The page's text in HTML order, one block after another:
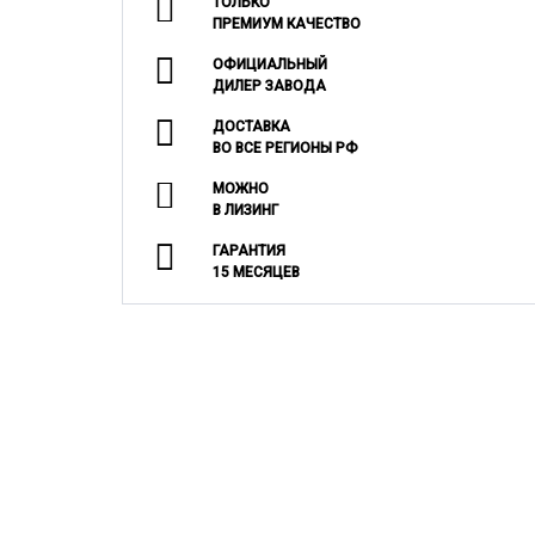
ПРЕМИУМ КАЧЕСТВО
ОФИЦИАЛЬНЫЙ
ДИЛЕР ЗАВОДА
ДОСТАВКА
ВО ВСЕ РЕГИОНЫ РФ
МОЖНО
В ЛИЗИНГ
ГАРАНТИЯ
15 МЕСЯЦЕВ